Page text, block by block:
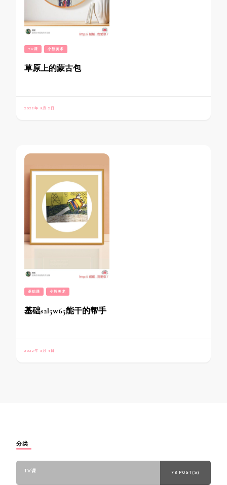
TV课 小熊美术
草原上的蒙古包
2022年 9月 2日
基础课 小熊美术
基础s2l5w65能干的帮手
2022年 9月 4日
分类
TV课 78 POST(S)